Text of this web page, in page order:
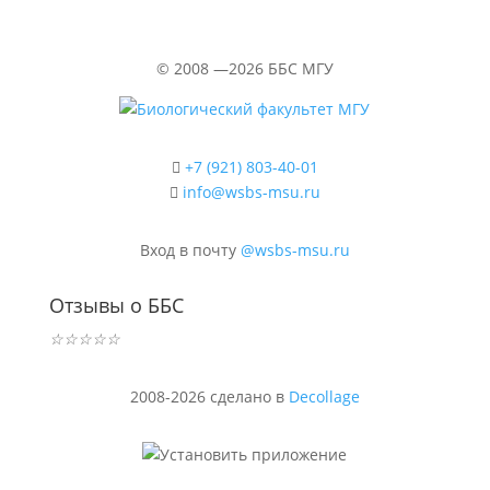
© 2008 —2026 ББС МГУ
+7 (921) 803-40-01
info@wsbs-msu.ru
Вход в почту @wsbs-msu.ru
Отзывы о ББС
☆☆☆☆☆
2008-2026 сделано в Decollage